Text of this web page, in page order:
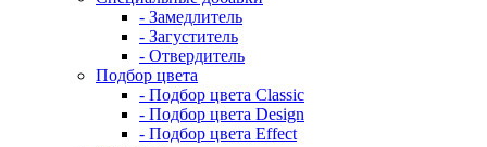
- Замедлитель
- Загуститель
- Отвердитель
Подбор цвета
- Подбор цвета Classic
- Подбор цвета Design
- Подбор цвета Effect